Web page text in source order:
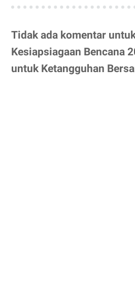
Tidak ada komentar
Kesiapsiagaan Bencana
untuk Ketangguhan